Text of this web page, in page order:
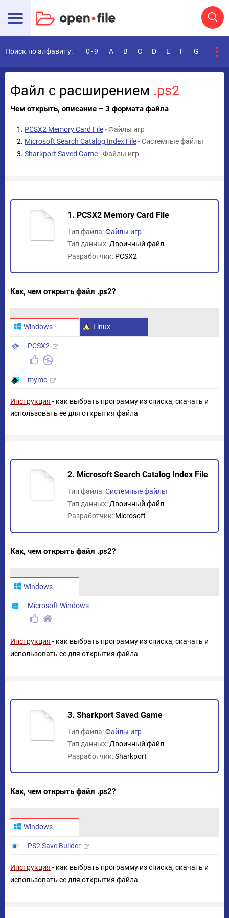
Поиск по алфавиту: 0-9 A B C D E F G
Файл с расширением .ps2
Чем открыть, описание – 3 формата файла
PCSX2 Memory Card File- Файлы игр
Microsoft Search Catalog Index File- Системные файлы
Sharkport Saved Game- Файлы игр
1. PCSX2 Memory Card File
Тип файла:Файлы игр
Тип данных: Двоичный файл
Разработчик: PCSX2
Как, чем открыть файл .ps2?
Windows Linux
PCSX2
mymc
Инструкция - как выбрать программу из списка, скачать и
использовать ее для открытия файла
2. Microsoft Search Catalog Index File
Тип файла:Системные файлы
Тип данных: Двоичный файл
Разработчик: Microsoft
Как, чем открыть файл .ps2?
Windows
Microsoft Windows
Инструкция - как выбрать программу из списка, скачать и
использовать ее для открытия файла
3. Sharkport Saved Game
Тип файла:Файлы игр
Тип данных: Двоичный файл
Разработчик:Sharkport
Как, чем открыть файл .ps2?
Windows
PS2 Save Builder
Инструкция - как выбрать программу из списка, скачать и
использовать ее для открытия файла